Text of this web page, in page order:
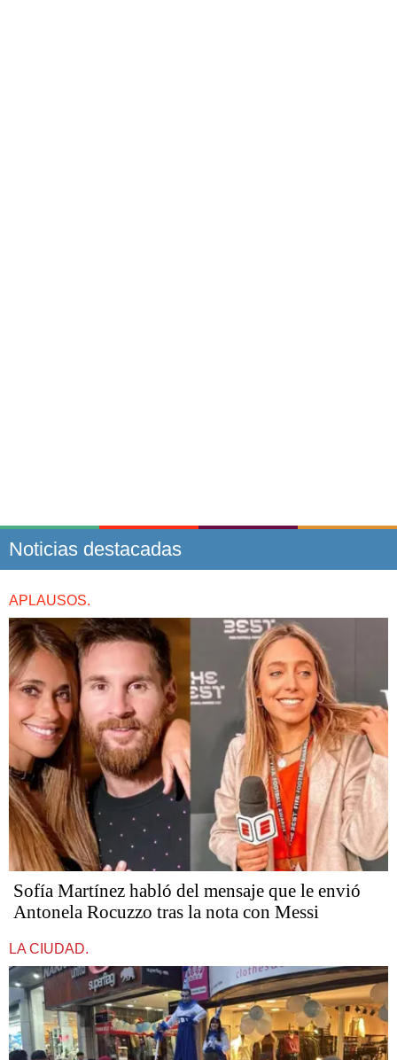
Noticias destacadas
APLAUSOS.
Sofía Martínez habló del mensaje que le envió
Antonela Rocuzzo tras la nota con Messi
LA CIUDAD.